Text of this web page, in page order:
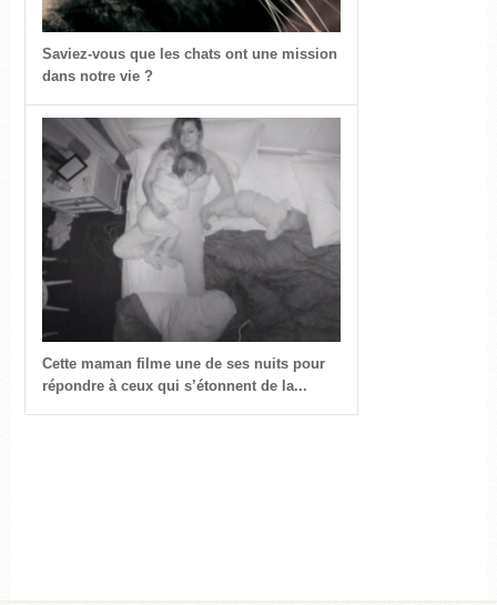
Saviez-vous que les chats ont une mission
dans notre vie ?
Cette maman filme une de ses nuits pour
répondre à ceux qui s’étonnent de la...